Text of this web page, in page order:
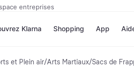
entreprises
Klarna
Options de paiement
Shopping
Magasins
App
et Plein air/Arts Martiaux/Sacs de